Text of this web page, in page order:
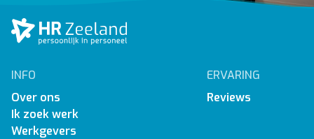
INFO
Over ons
Ik zoek werk
Werkgevers
ERVARING
Reviews